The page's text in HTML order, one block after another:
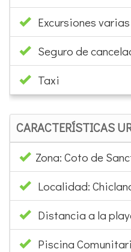
Excursiones varias
Seguro de
Taxi
CARACTERÍSTICAS
Zona: Coto de
Localidad:
Distancia a la
Piscina